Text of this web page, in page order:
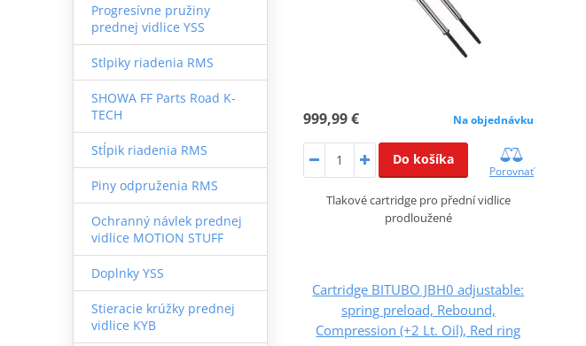
Progresívne pružiny
prednej vidlice YSS
Stlpiky riadenia RMS
SHOWA FF Parts Road K-
TECH
Stĺpik riadenia RMS
Piny odpruženia RMS
Ochranný návlek prednej
vidlice MOTION STUFF
Doplnky YSS
Stieracie krúžky prednej
vidlice KYB
999,99 € Na objednávku
Do košíka
Porovnať
Tlakové cartridge pro přední vidlice
prodloužené
Cartridge BITUBO JBH0 adjustable:
spring preload, Rebound,
Compression (+2 Lt. Oil), Red ring